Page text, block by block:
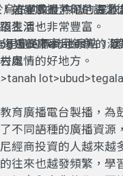
如果掌握了印尼語之
馬來語的國家，因為
讓你一手掌握島嶼東
峇里島最熱鬧的海灘
生活也非常豐富。
邊餐廳享用新鮮的海
烏布的文化中心，是
表演。
里島的標誌性景點，
處。
Rice Terraces）：
風情的好地方。
育廣播電台製播，為
不同語種的廣播資源
經商投資的人越來越
往來也越發頻繁，學